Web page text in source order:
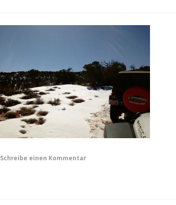
Schreibe einen Kommentar